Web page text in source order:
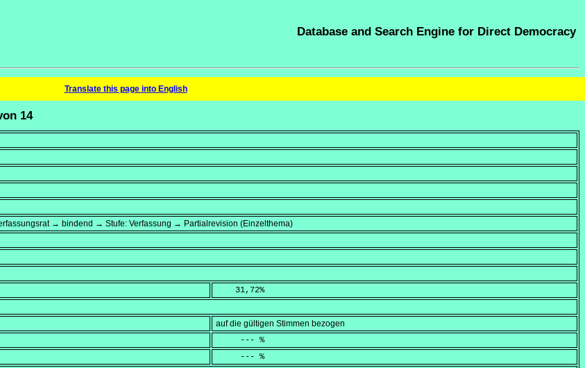
Database and Search Engine for Direct Democracy
Translate this page into English
14
→ bindend → Stufe: Verfassung → Partialrevision (Einzelthema)
    31,72
%
auf die gültigen Stimmen bezogen
     --- %
     --- %